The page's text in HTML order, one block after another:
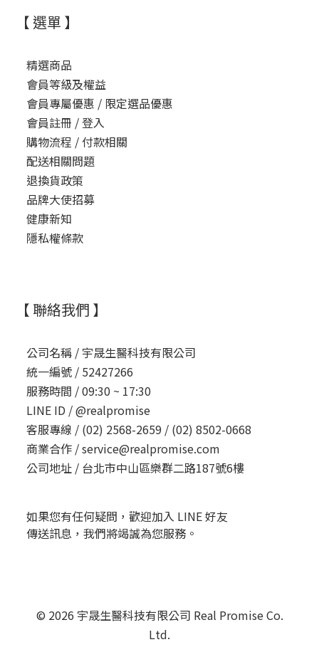
【 選單 】
精選商品
會員等級及權益
會員專屬優惠 / 限定選品優惠
會員註冊 / 登入
購物流程 / 付款相關
配送相關問題
退換貨政策
品牌大使招募
健康新知
隱私權條款
【 聯絡我們 】
公司名稱 / 宇晟生醫科技有限公司
統一編號 / 52427266
服務時間 /09:30 ~ 17:30
LINE ID /@realpromise
客服專線 / (02) 2568-2659 / (02) 8502-0668
商業合作 /service@realpromise.com
公司地址 / 台北市中山區樂群二路187號6樓
如果您有任何疑問，歡迎加入 LINE 好友
傳送訊息，我們將竭誠為您服務。
© 2026 宇晟生醫科技有限公司 Real Promise Co.
Ltd.